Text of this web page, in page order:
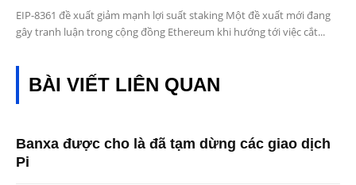
EIP-8361 đề xuất giảm mạnh lợi suất staking Một đề xuất mới đang
gây tranh luận trong cộng đồng Ethereum khi hướng tới việc cắt...
BÀI VIẾT LIÊN QUAN
Banxa được cho là đã tạm dừng các giao dịch
Pi